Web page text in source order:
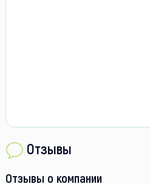
Отзывы
Отзывы о компании